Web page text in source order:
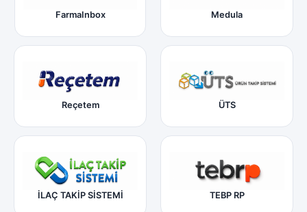
FarmaInbox Medula
Reçetem ÜTS
İLAÇ TAKİP SİSTEMİ TEBP RP